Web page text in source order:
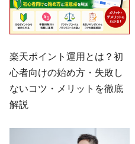
楽天ポイント運用とは？初
心者向けの始め方・失敗し
ないコツ・メリットを徹底
解説